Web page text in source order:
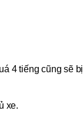
4 tiếng cũng sẽ bị
xe.